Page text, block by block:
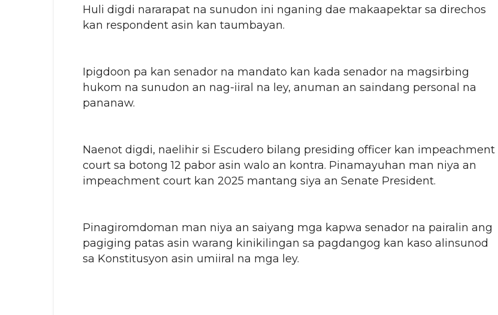
Huli digdi nararapat na sunudon ini nganing dae makaapektar sa direchos
kan respondent asin kan taumbayan.
Ipigdoon pa kan senador na mandato kan kada senador na magsirbing
hukom na sunudon an nag-iiral na ley, anuman an saindang personal na
pananaw.
Naenot digdi, naelihir si Escudero bilang presiding officer kan impeachment
court sa botong 12 pabor asin walo an kontra. Pinamayuhan man niya an
impeachment court kan 2025 mantang siya an Senate President.
Pinagiromdoman man niya an saiyang mga kapwa senador na pairalin ang
pagiging patas asin warang kinikilingan sa pagdangog kan kaso alinsunod
sa Konstitusyon asin umiiral na mga ley.